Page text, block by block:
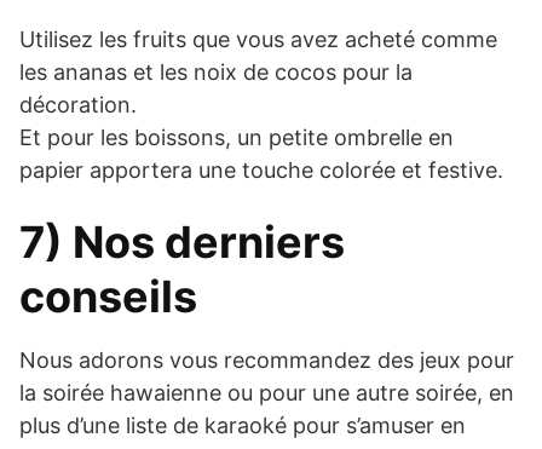
Utilisez les fruits que vous avez acheté comme
les ananas et les noix de cocos pour la
décoration.
Et pour les boissons, un petite ombrelle en
papier apportera une touche colorée et festive.
7) Nos derniers
conseils
Nous adorons vous recommandez des jeux pour
la soirée hawaienne ou pour une autre soirée, en
plus d’une liste de karaoké pour s’amuser en